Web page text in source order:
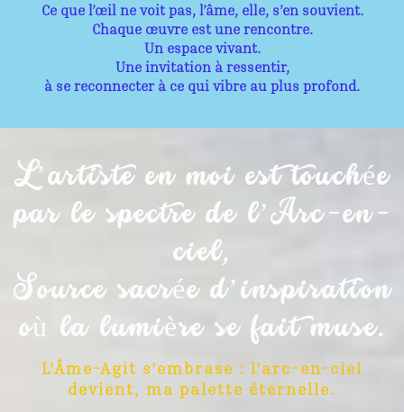
Ce que l’œil ne voit pas, l’âme, elle, s’en souvient.
Chaque œuvre est une rencontre.
Un espace vivant.
Une invitation à ressentir,
à se reconnecter à ce qui vibre au plus profond.
L’artiste en moi est touchée
par le spectre de l’Arc-en-
ciel,
Source sacrée d’inspiration
où la lumière se fait muse.
L’Âme-Agit s’embrase : l’arc-en-ciel
devient, ma palette éternelle.